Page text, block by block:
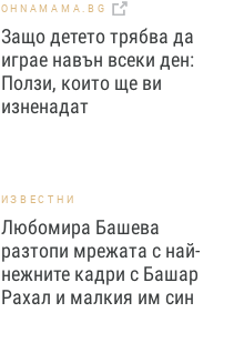
OHNAMAMA.BG
Защо детето трябва да
играе навън всеки ден:
Ползи, които ще ви
изненадат
ИЗВЕСТНИ
Любомира Башева
разтопи мрежата с най-
нежните кадри с Башар
Рахал и малкия им син